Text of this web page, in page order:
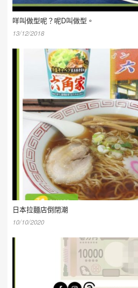
咩叫做型呢？呢D叫做型。
13/12/2018
日本拉麵店倒閉潮
10/10/2020